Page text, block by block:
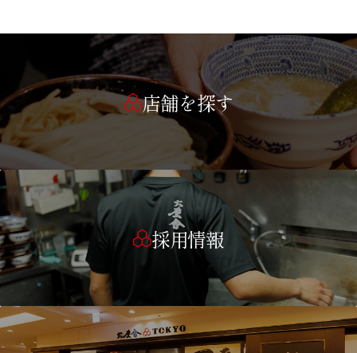
店舗を探す
採用情報